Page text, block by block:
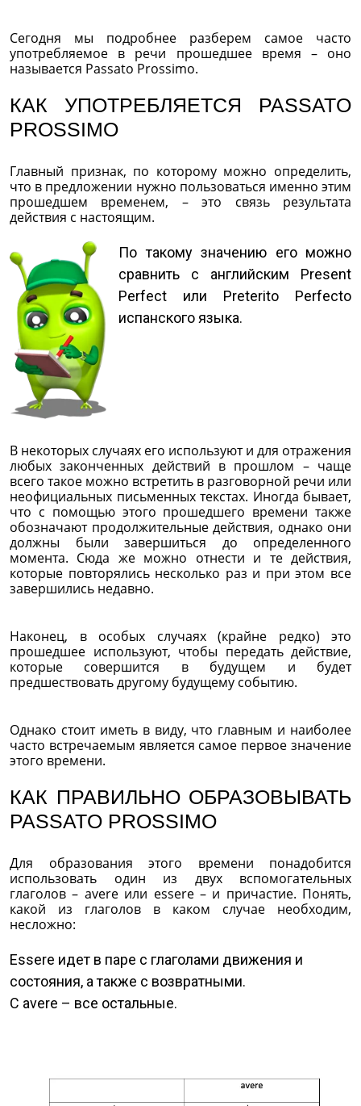
Сегодня мы подробнее разберем самое часто
употребляемое в речи прошедшее время – оно
называется Passato Prossimo.
КАК УПОТРЕБЛЯЕТСЯ PASSATO
PROSSIMO
Главный признак, по которому можно определить,
что в предложении нужно пользоваться именно этим
прошедшем временем, – это связь результата
действия с настоящим.
По такому значению его можно
сравнить с английским Present
Perfect или Preterito Perfecto
испанского языка.
В некоторых случаях его используют и для отражения
любых законченных действий в прошлом – чаще
всего такое можно встретить в разговорной речи или
неофициальных письменных текстах. Иногда бывает,
что с помощью этого прошедшего времени также
обозначают продолжительные действия, однако они
должны были завершиться до определенного
момента. Сюда же можно отнести и те действия,
которые повторялись несколько раз и при этом все
завершились недавно.
Наконец, в особых случаях (крайне редко) это
прошедшее используют, чтобы передать действие,
которые совершится в будущем и будет
предшествовать другому будущему событию.
Однако стоит иметь в виду, что главным и наиболее
часто встречаемым является самое первое значение
этого времени.
КАК ПРАВИЛЬНО ОБРАЗОВЫВАТЬ
PASSATO PROSSIMO
Для образования этого времени понадобится
использовать один из двух вспомогательных
глаголов – avere или essere – и причастие. Понять,
какой из глаголов в каком случае необходим,
несложно:
Essere идет в паре с глаголами движения и
состояния, а также с возвратными.
С avere – все остальные.